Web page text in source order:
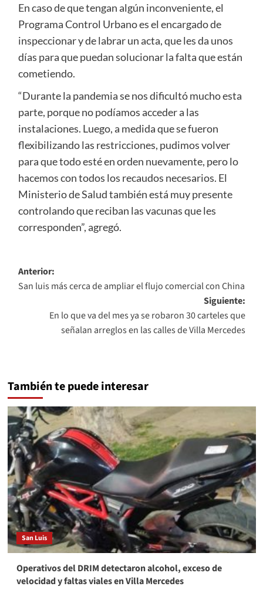
En caso de que tengan algún inconveniente, el
Programa Control Urbano es el encargado de
inspeccionar y de labrar un acta, que les da unos
días para que puedan solucionar la falta que están
cometiendo.
“Durante la pandemia se nos dificultó mucho esta
parte, porque no podíamos acceder a las
instalaciones. Luego, a medida que se fueron
flexibilizando las restricciones, pudimos volver
para que todo esté en orden nuevamente, pero lo
hacemos con todos los recaudos necesarios. El
Ministerio de Salud también está muy presente
controlando que reciban las vacunas que les
corresponden”, agregó.
Navegación
de
entradas
Anterior:
San luis más cerca de ampliar el flujo comercial con China
Siguiente:
En lo que va del mes ya se robaron 30 carteles que
señalan arreglos en las calles de Villa Mercedes
También te puede interesar
San Luis
Operativos del DRIM detectaron alcohol, exceso de
velocidad y faltas viales en Villa Mercedes